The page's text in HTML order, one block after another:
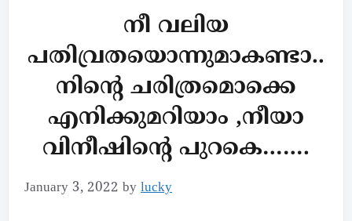
നീ വലിയ
പതിവ്രതയൊന്നുമാകണ്ടാ..
നിൻ്റെ ചരിത്രമൊക്കെ
എനിക്കുമറിയാം ,നീയാ
വിനീഷിൻ്റെ പുറകെ…….
January 3, 2022 by lucky